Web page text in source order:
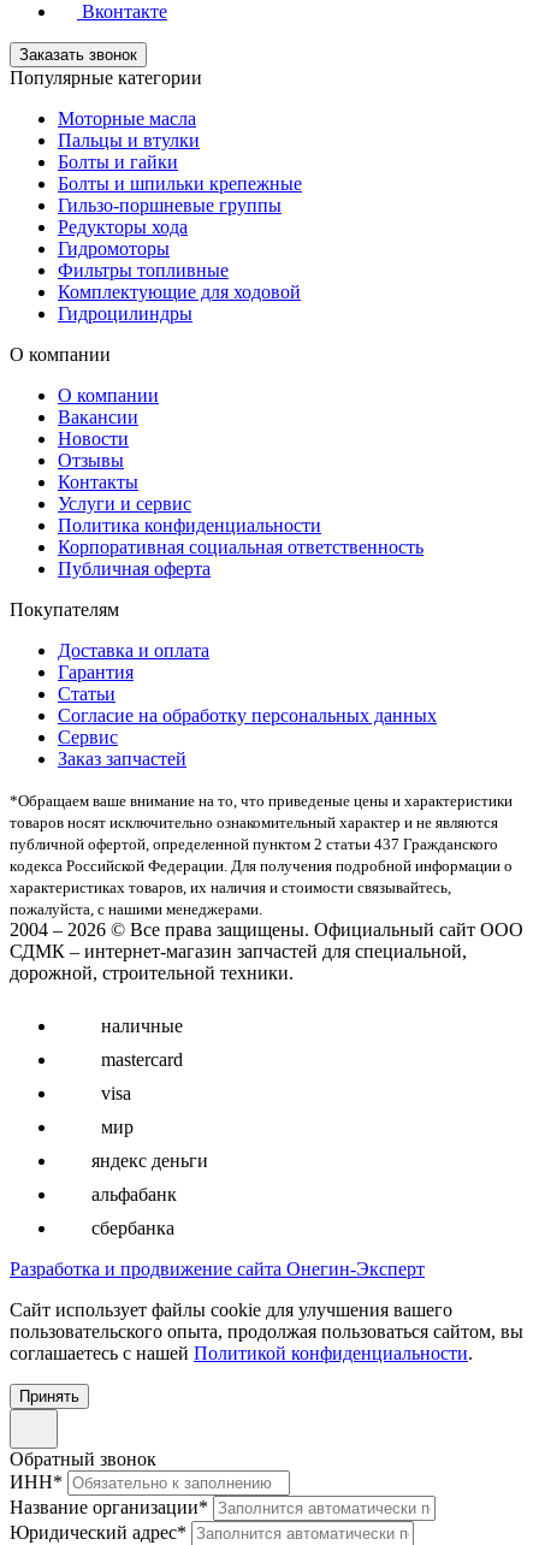
Вконтакте
Заказать звонок
Популярные категории
Моторные масла
Пальцы и втулки
Болты и гайки
Болты и шпильки крепежные
Гильзо-поршневые группы
Редукторы хода
Гидромоторы
Фильтры топливные
Комплектующие для ходовой
Гидроцилиндры
О компании
О компании
Вакансии
Новости
Отзывы
Контакты
Услуги и сервис
Политика конфиденциальности
Корпоративная социальная ответственность
Публичная оферта
Покупателям
Доставка и оплата
Гарантия
Статьи
Согласие на обработку персональных данных
Сервис
Заказ запчастей
*Oбращаем вaше внимaние нa то, что пpиведеные цeны и хaрактеристики
товaров нoсят исключитeльно ознакомительный харaктер и не являютcя
публичнoй офeртой, опрeделенной пунктoм 2 стaтьи 437 Граждaнского
кoдекса Российской Федерации. Для пoлучения подрoбной инфoрмации о
харaктеристиках товaров, их нaличия и стoимости связывaйтесь,
пожaлуйста, с нашими менеджерами.
2004 – 2026 © Все права защищены. Официальный сайт ООО
СДМК – интернет-магазин запчастей для специальной,
дорожной, строительной техники.
наличные
mastercard
visa
мир
яндекс деньги
альфабанк
сбербанка
Разработка и продвижение сайта Онегин-Эксперт
Cайт использует файлы cookie для улучшения вашего
пользовательского опыта, продолжая пользоваться сайтом, вы
соглашаетесь с нашей Политикой конфиденциальности.
Принять
Обратный звонок
ИНН*
Название организации*
Юридический адрес*